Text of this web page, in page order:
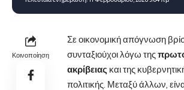
Κοινοποίηση
Σε οικονομική απόγνωση
συνταξιούχοι λόγω της
ακρίβειας και της
πολιτικής. Μεταξύ άλλων,